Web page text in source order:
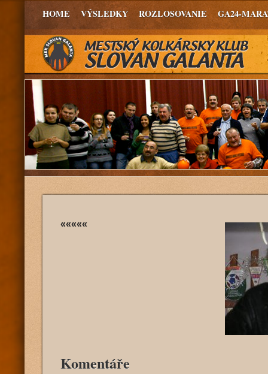
HOME VÝSLEDKY ROZLOSOVANIE GA24-
«««««
Komentáře